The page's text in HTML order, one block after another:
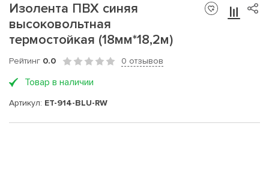
Изолента ПВХ синяя
высоковольтная
термостойкая (18мм*18,2м)
Рейтинг 0.0 0 отзывов
Товар в наличии
Артикул: ET-914-BLU-RW